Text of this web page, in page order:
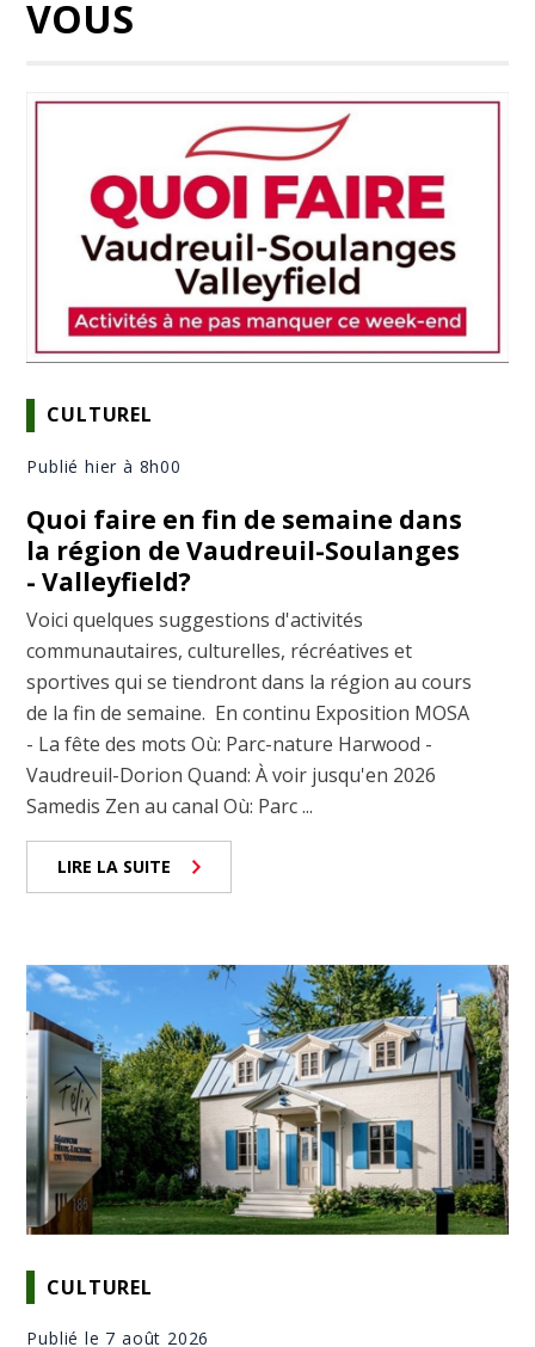
VOUS
CULTUREL
Publié hier à 8h00
Quoi faire en fin de semaine dans
la région de Vaudreuil-Soulanges
- Valleyfield?
Voici quelques suggestions d'activités
communautaires, culturelles, récréatives et
sportives qui se tiendront dans la région au cours
de la fin de semaine. En continu Exposition MOSA
- La fête des mots Où: Parc-nature Harwood -
Vaudreuil-Dorion Quand: À voir jusqu'en 2026
Samedis Zen au canal Où: Parc ...
LIRE LA SUITE
CULTUREL
Publié le 7 août 2026